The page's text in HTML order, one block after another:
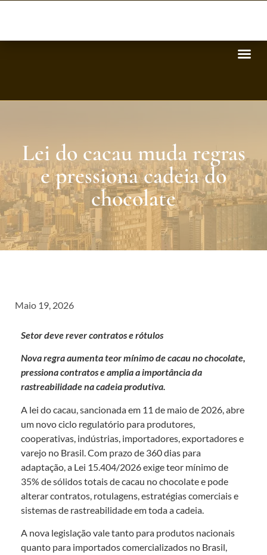
Lei do cacau muda regras
e pressiona cadeia do
chocolate
Maio 19, 2026
Setor deve rever contratos e rótulos
Nova regra aumenta teor mínimo de cacau no chocolate,
pressiona contratos e amplia a importância da
rastreabilidade na cadeia produtiva.
A lei do cacau, sancionada em 11 de maio de 2026, abre
um novo ciclo regulatório para produtores,
cooperativas, indústrias, importadores, exportadores e
varejo no Brasil. Com prazo de 360 dias para
adaptação, a Lei 15.404/2026 exige teor mínimo de
35% de sólidos totais de cacau no chocolate e pode
alterar contratos, rotulagens, estratégias comerciais e
sistemas de rastreabilidade em toda a cadeia.
A nova legislação vale tanto para produtos nacionais
quanto para importados comercializados no Brasil,